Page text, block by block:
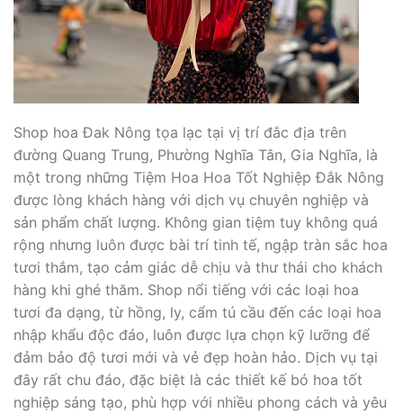
Shop hoa Đak Nông tọa lạc tại vị trí đắc địa trên
đường Quang Trung, Phường Nghĩa Tân, Gia Nghĩa, là
một trong những Tiệm Hoa Hoa Tốt Nghiệp Đắk Nông
được lòng khách hàng với dịch vụ chuyên nghiệp và
sản phẩm chất lượng. Không gian tiệm tuy không quá
rộng nhưng luôn được bài trí tinh tế, ngập tràn sắc hoa
tươi thắm, tạo cảm giác dễ chịu và thư thái cho khách
hàng khi ghé thăm. Shop nổi tiếng với các loại hoa
tươi đa dạng, từ hồng, ly, cẩm tú cầu đến các loại hoa
nhập khẩu độc đáo, luôn được lựa chọn kỹ lưỡng để
đảm bảo độ tươi mới và vẻ đẹp hoàn hảo. Dịch vụ tại
đây rất chu đáo, đặc biệt là các thiết kế bó hoa tốt
nghiệp sáng tạo, phù hợp với nhiều phong cách và yêu